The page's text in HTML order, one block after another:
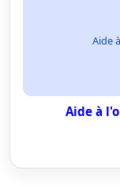
Aide
Aide à